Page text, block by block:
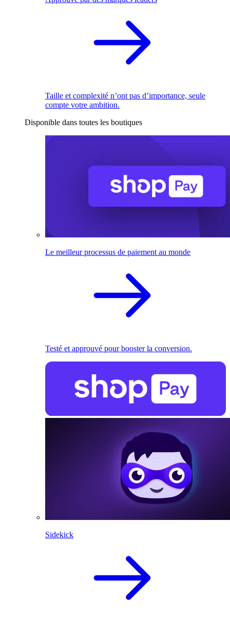
Taille et complexité n’ont pas d’importance, seule
compte votre ambition.
Disponible dans toutes les boutiques
Le meilleur processus de paiement au monde
Testé et approuvé pour booster la conversion.
Sidekick